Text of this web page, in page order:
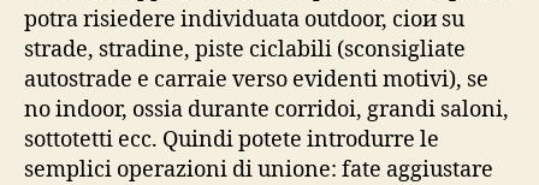
potrа risiedere individuata outdoor, cioи su
strade, stradine, piste ciclabili (sconsigliate
autostrade e carraie verso evidenti motivi), se
no indoor, ossia durante corridoi, grandi saloni,
sottotetti ecc. Quindi potete introdurre le
semplici operazioni di unione: fate aggiustare